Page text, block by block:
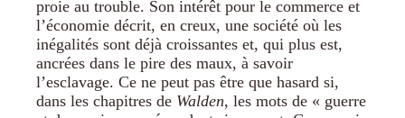
proie au trouble. Son intérêt pour le commerce et
l’économie décrit, en creux, une société où les
inégalités sont déjà croissantes et, qui plus est,
ancrées dans le pire des maux, à savoir
l’esclavage. Ce ne peut pas être que hasard si,
dans les chapitres de Walden, les mots de « guerre